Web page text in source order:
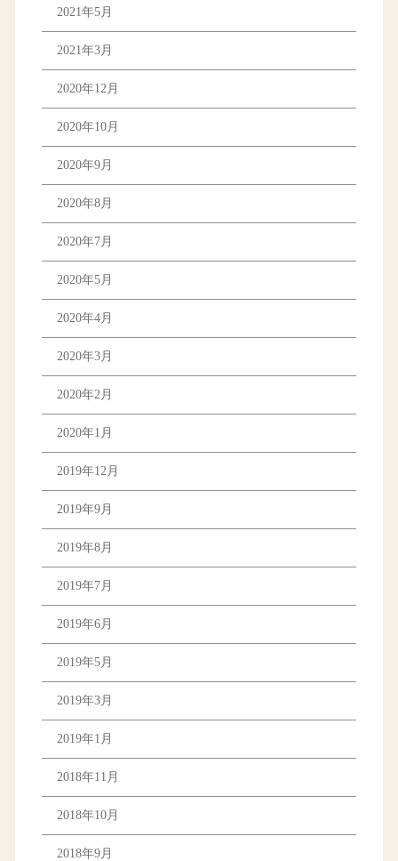
2021年5月
2021年3月
2020年12月
2020年10月
2020年9月
2020年8月
2020年7月
2020年5月
2020年4月
2020年3月
2020年2月
2020年1月
2019年12月
2019年9月
2019年8月
2019年7月
2019年6月
2019年5月
2019年3月
2019年1月
2018年11月
2018年10月
2018年9月